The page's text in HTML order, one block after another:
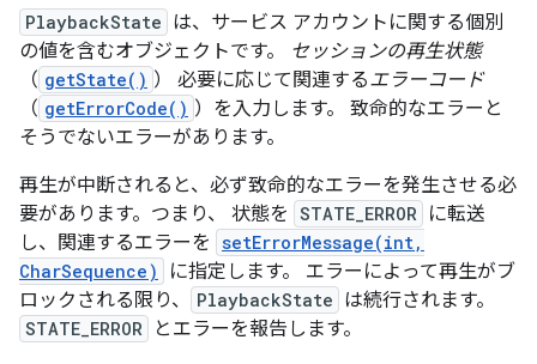
PlaybackState は、サービス アカウントに関する個別
の値を含むオブジェクトです。 セッションの再生状態
（ getState() ） 必要に応じて関連するエラーコード
（ getErrorCode() ）を入力します。 致命的なエラーと
そうでないエラーがあります。
再生が中断されると、必ず致命的なエラーを発生させる必
要があります。つまり、 状態を STATE_ERROR
に転送
し、関連するエラーを setErrorMessage(int,
CharSequence)
に指定します。 エラーによって再生がブ
ロックされる限り、
PlaybackState は続行されます。
STATE_ERROR
とエラーを報告します。